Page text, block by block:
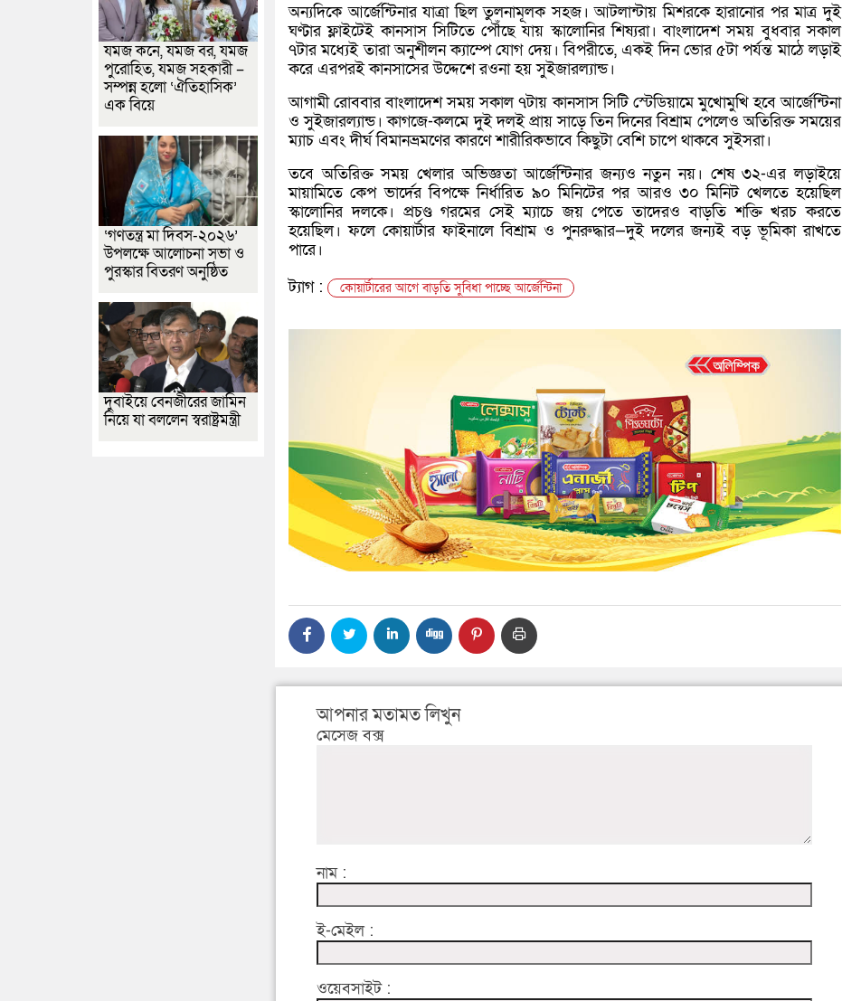
অন্যদিকে আর্জেন্টিনার যাত্রা ছিল তুলনামূলক সহজ। আটলান্টায় মিশরকে হারানোর পর মাত্র দুই
ঘণ্টার ফ্লাইটেই কানসাস সিটিতে পৌঁছে যায় স্কালোনির শিষ্যরা। বাংলাদেশ সময় বুধবার সকাল
৭টার মধ্যেই তারা অনুশীলন ক্যাম্পে যোগ দেয়। বিপরীতে, একই দিন ভোর ৫টা পর্যন্ত মাঠে লড়াই
করে এরপরই কানসাসের উদ্দেশে রওনা হয় সুইজারল্যান্ড।
আগামী রোববার বাংলাদেশ সময় সকাল ৭টায় কানসাস সিটি স্টেডিয়ামে মুখোমুখি হবে আর্জেন্টিনা
ও সুইজারল্যান্ড। কাগজে-কলমে দুই দলই প্রায় সাড়ে তিন দিনের বিশ্রাম পেলেও অতিরিক্ত সময়ের
ম্যাচ এবং দীর্ঘ বিমানভ্রমণের কারণে শারীরিকভাবে কিছুটা বেশি চাপে থাকবে সুইসরা।
তবে অতিরিক্ত সময় খেলার অভিজ্ঞতা আর্জেন্টিনার জন্যও নতুন নয়। শেষ ৩২-এর লড়াইয়ে
মায়ামিতে কেপ ভার্দের বিপক্ষে নির্ধারিত ৯০ মিনিটের পর আরও ৩০ মিনিট খেলতে হয়েছিল
স্কালোনির দলকে। প্রচণ্ড গরমের সেই ম্যাচে জয় পেতে তাদেরও বাড়তি শক্তি খরচ করতে
হয়েছিল। ফলে কোয়ার্টার ফাইনালে বিশ্রাম ও পুনরুদ্ধার—দুই দলের জন্যই বড় ভূমিকা রাখতে
পারে।
ট্যাগ :
কোয়ার্টারের আগে বাড়তি সুবিধা পাচ্ছে আর্জেন্টিনা
আপনার মতামত লিখুন
মেসেজ বক্স
নাম :
ই-মেইল :
ওয়েবসাইট :
যমজ কনে, যমজ বর, যমজ
পুরোহিত, যমজ সহকারী –
সম্পন্ন হলো ‘ঐতিহাসিক’
এক বিয়ে
‘গণতন্ত্র মা দিবস-২০২৬’
উপলক্ষে আলোচনা সভা ও
পুরস্কার বিতরণ অনুষ্ঠিত
দুবাইয়ে বেনজীরের জামিন
নিয়ে যা বললেন স্বরাষ্ট্রমন্ত্রী